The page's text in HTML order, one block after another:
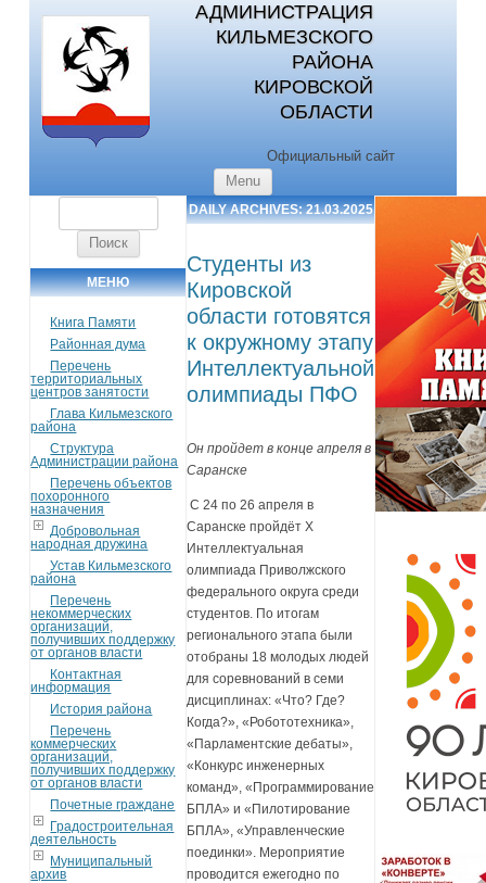
АДМИНИСТРАЦИЯ
КИЛЬМЕЗСКОГО
РАЙОНА
КИРОВСКОЙ
ОБЛАСТИ
Официальный сайт
Menu
МЕНЮ
Книга Памяти
Районная дума
Перечень
территориальных
центров занятости
Глава Кильмезского
района
Структура
Администрации района
Перечень объектов
похоронного
назначения
Добровольная
народная дружина
Устав Кильмезского
района
Перечень
некоммерческих
организаций,
получивших поддержку
от органов власти
Контактная
информация
История района
Перечень
коммерческих
организаций,
получивших поддержку
от органов власти
Почетные граждане
Градостроительная
деятельность
Муниципальный
архив
DAILY ARCHIVES:21.03.2025
Студенты из
Кировской
области готовятся
к окружному этапу
Интеллектуальной
олимпиады ПФО
Он пройдет в конце апреля в
Саранске
С 24 по 26 апреля в
Саранске пройдёт X
Интеллектуальная
олимпиада Приволжского
федерального округа среди
студентов. По итогам
регионального этапа были
отобраны 18 молодых людей
для соревнований в семи
дисциплинах: «Что? Где?
Когда?», «Робототехника»,
«Парламентские дебаты»,
«Конкурс инженерных
команд», «Программирование
БПЛА» и «Пилотирование
БПЛА», «Управленческие
поединки». Мероприятие
проводится ежегодно по